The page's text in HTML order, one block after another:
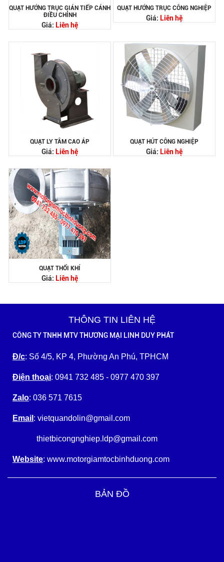
QUẠT HƯỚNG TRỤC GIÁN TIẾP CÁNH
ĐIỀU CHỈNH
Giá: Liên hệ
QUẠT HƯỚNG TRỤC CÔNG NGHIỆP
Giá: Liên hệ
QUẠT LY TÂM CAO ÁP
Giá: Liên hệ
QUẠT HÚT CÔNG NGHIỆP
Giá: Liên hệ
QUẠT THỔI KHÍ
Giá: Liên hệ
THÔNG TIN LIÊN HỆ
CÔNG TY TNHH MTV THƯƠNG MẠI LINH DUY PHÁT
Đ/c: Số 4/5, KP 4, Phường An Phú, TPHCM
Điện thoại: 0941 732 485 - 0977 470 397
Zalo: 036 571 7615
Email : vietquandolin@gmail.com
thietbicongnghiep.ldp@gmail.com
Website: www.motorgiamtocbinhduong.com
BẢN ĐỒ